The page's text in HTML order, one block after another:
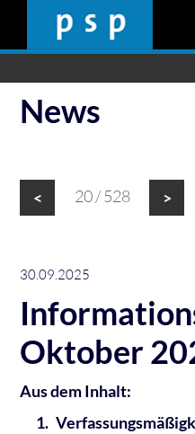
News
< 20 / 528 >
30.09.2025
Oktober
Aus dem Inhalt: